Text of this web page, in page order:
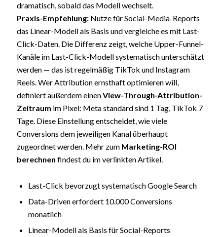
dramatisch, sobald das Modell wechselt.
Praxis-Empfehlung:Nutze für Social-Media-Reports
das Linear-Modell als Basis und vergleiche es mit Last-
Click-Daten. Die Differenz zeigt, welche Upper-Funnel-
Kanäle im Last-Click-Modell systematisch unterschätzt
werden — das ist regelmäßig TikTok und Instagram
Reels. Wer Attribution ernsthaft optimieren will,
definiert außerdem einenView-Through-Attribution-
Zeitraum im Pixel: Meta standard sind 1 Tag, TikTok 7
Tage. Diese Einstellung entscheidet, wie viele
Conversions dem jeweiligen Kanal überhaupt
zugeordnet werden. Mehr zum Marketing-ROI
berechnen findest du im verlinkten Artikel.
Last-Click bevorzugt systematisch Google Search
Data-Driven erfordert 10.000 Conversions
monatlich
Linear-Modell als Basis für Social-Reports